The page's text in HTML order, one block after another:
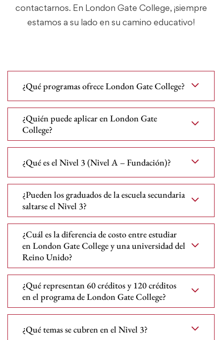
contactarnos. En London Gate College, ¡siempre
estamos a su lado en su camino educativo!
¿Qué programas ofrece London Gate College?
¿Quién puede aplicar en London Gate
College?
¿Qué es el Nivel 3 (Nivel A – Fundación)?
¿Pueden los graduados de la escuela secundaria
saltarse el Nivel 3?
¿Cuál es la diferencia de costo entre estudiar
en London Gate College y una universidad del
Reino Unido?
¿Qué representan 60 créditos y 120 créditos
en el programa de London Gate College?
¿Qué temas se cubren en el Nivel 3?